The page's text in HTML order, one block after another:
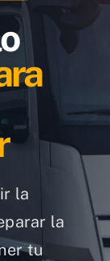
la
la
tu